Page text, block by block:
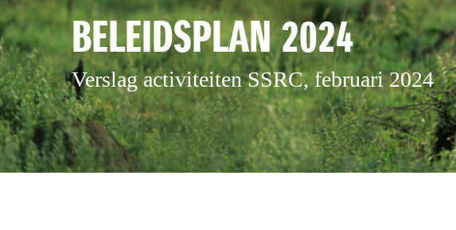
BELEIDSPLAN 2024
Verslag activiteiten SSRC, februari 2024